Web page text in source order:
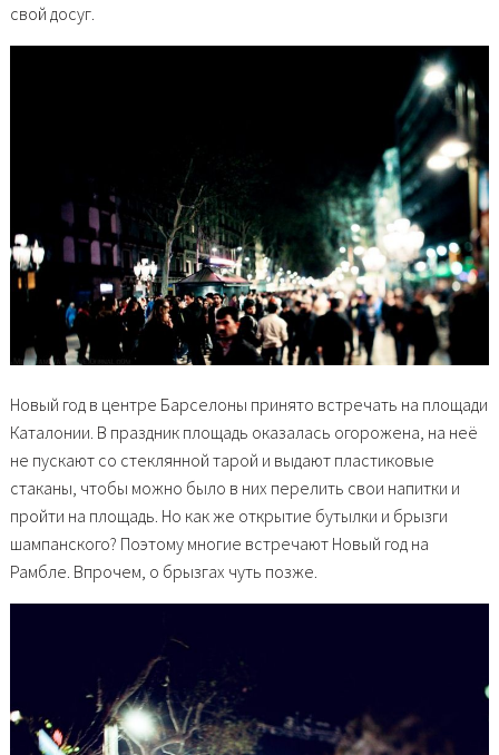
свой досуг.
Новый год в центре Барселоны принято встречать на площади
Каталонии. В праздник площадь оказалась огорожена, на неё
не пускают со стеклянной тарой и выдают пластиковые
стаканы, чтобы можно было в них перелить свои напитки и
пройти на площадь. Но как же открытие бутылки и брызги
шампанского? Поэтому многие встречают Новый год на
Рамбле. Впрочем, о брызгах чуть позже.